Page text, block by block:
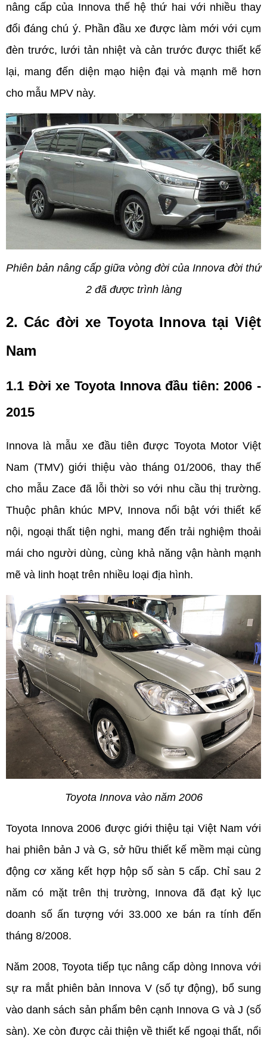
nâng cấp của Innova thế hệ thứ hai với nhiều thay
đổi đáng chú ý. Phần đầu xe được làm mới với cụm
đèn trước, lưới tản nhiệt và cản trước được thiết kế
lại, mang đến diện mạo hiện đại và mạnh mẽ hơn
cho mẫu MPV này.
Phiên bản nâng cấp giữa vòng đời của Innova đời thứ
2 đã được trình làng
2. Các đời xe Toyota Innova tại Việt
Nam
1.1 Đời xe Toyota Innova đầu tiên: 2006 -
2015
Innova là mẫu xe đầu tiên được Toyota Motor Việt
Nam (TMV) giới thiệu vào tháng 01/2006, thay thế
cho mẫu Zace đã lỗi thời so với nhu cầu thị trường.
Thuộc phân khúc MPV, Innova nổi bật với thiết kế
nội, ngoại thất tiện nghi, mang đến trải nghiệm thoải
mái cho người dùng, cùng khả năng vận hành mạnh
mẽ và linh hoạt trên nhiều loại địa hình.
Toyota Innova vào năm 2006
Toyota Innova 2006 được giới thiệu tại Việt Nam với
hai phiên bản J và G, sở hữu thiết kế mềm mại cùng
động cơ xăng kết hợp hộp số sàn 5 cấp. Chỉ sau 2
năm có mặt trên thị trường, Innova đã đạt kỷ lục
doanh số ấn tượng với 33.000 xe bán ra tính đến
tháng 8/2008.
Năm 2008, Toyota tiếp tục nâng cấp dòng Innova với
sự ra mắt phiên bản Innova V (số tự động), bổ sung
vào danh sách sản phẩm bên cạnh Innova G và J (số
sàn). Xe còn được cải thiện về thiết kế ngoại thất, nổi